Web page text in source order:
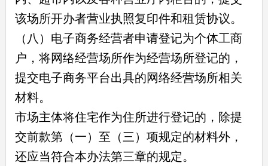
该场所开办者营业执照复印件和租赁协议。
（八）电子商务经营者申请登记为个体工商
户，将网络经营场所作为经营场所登记的，
提交电子商务平台出具的网络经营场所相关
材料。
市场主体将住宅作为住所进行登记的，除提
交前款第（一）至（三）项规定的材料外，
还应当符合本办法第三章的规定。